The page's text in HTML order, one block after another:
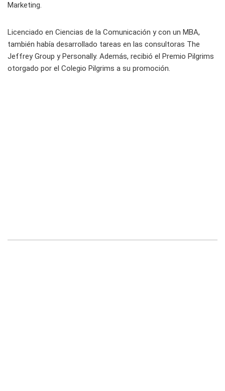
Marketing.
Licenciado en Ciencias de la Comunicación y con un MBA,
también había desarrollado tareas en las consultoras The
Jeffrey Group y Personally. Además, recibió el Premio Pilgrims
otorgado por el Colegio Pilgrims a su promoción.